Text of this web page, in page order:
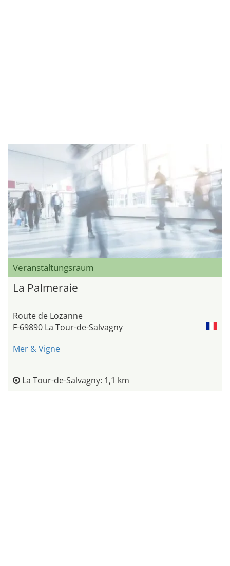
Veranstaltungsraum
La Palmeraie
Route de Lozanne
F-69890 La Tour-de-Salvagny
Mer & Vigne
La Tour-de-Salvagny: 1,1 km